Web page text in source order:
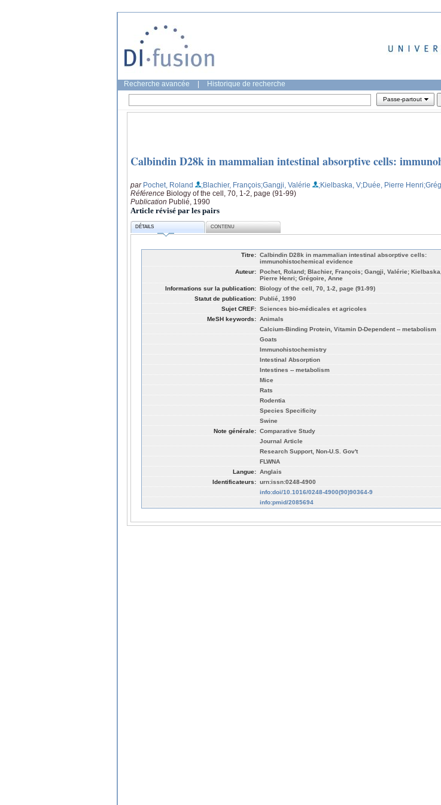
Recherche avancée Historique de recherche
Passe-partout
Calbindin D28k in mammalian intestinal absorptive cells:
par Pochet, Roland ;Blachier, François;Gangji, Valérie ;Kielbaska, V;Duée, Pierre Henri
Référence Biology of the cell, 70, 1-2, page (91-99)
Publication Publié, 1990
Article révisé par les pairs
DÉTAILS CONTENU
Titre: Calbindin D28k in mammalian intestinal absorptive cells:
immunohistochemical evidence
Auteur: Pochet, Roland; Blachier, François; Gangji, Valérie; Kielbaska,
Pierre Henri; Grégoire, Anne
Informations sur la publication: Biology of the cell, 70, 1-2, page (91-99)
Statut de publication: Publié, 1990
Sujet CREF: Sciences bio-médicales et agricoles
MeSH keywords: Animals
Calcium-Binding Protein, Vitamin D-Dependent -- metabolism
Goats
Immunohistochemistry
Intestinal Absorption
Intestines -- metabolism
Mice
Rats
Rodentia
Species Specificity
Swine
Note générale: Comparative Study
Journal Article
Research Support, Non-U.S. Gov't
FLWNA
Langue: Anglais
Identificateurs: urn:issn:0248-4900
info:doi/10.1016/0248-4900(90)90364-9
info:pmid/2085694